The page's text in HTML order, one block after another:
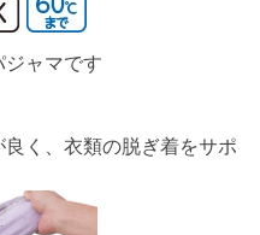
ジャマです
く、衣類の脱ぎ着をサポ